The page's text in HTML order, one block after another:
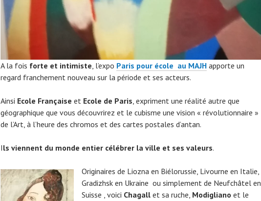
A la fois forte et intimiste, l’expo Paris pour école au MAJH apporte un
regard franchement nouveau sur la période et ses acteurs.
Ainsi Ecole Française et Ecole de Paris, expriment une réalité autre que
géographique que vous découvrirez et le cubisme une vision « révolutionnaire »
de l’Art, à l’heure des chromos et des cartes postales d’antan.
Ils viennent du monde entier célébrer la ville et ses valeurs.
Originaires de Liozna en Biélorussie, Livourne en Italie,
Gradizhsk en Ukraine ou simplement de Neufchâtel en
Suisse , voici Chagall et sa ruche, Modigliano et le